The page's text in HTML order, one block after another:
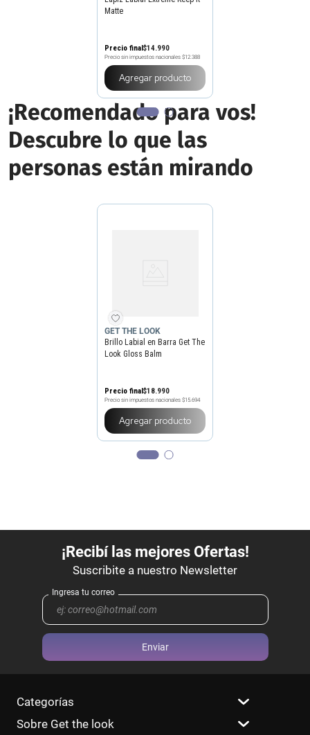
Matte
Precio final$14.990
Precio sin impuestos nacionales $12.388
Agregar producto
¡Recomendado para vos!
Descubre lo que las
personas están mirando
GET THE LOOK
Brillo Labial en Barra Get The
Look Gloss Balm
Precio final$18.990
Precio sin impuestos nacionales $15.694
Agregar producto
Enviar
Categorías
Sobre Get the look